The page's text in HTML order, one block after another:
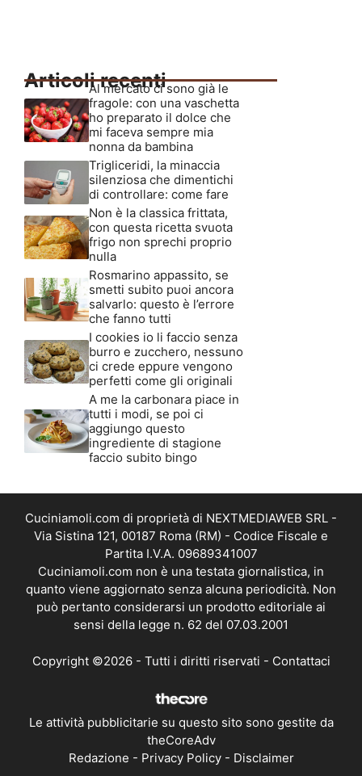
Articoli recenti
Al mercato ci sono già le
fragole: con una vaschetta
ho preparato il dolce che
mi faceva sempre mia
nonna da bambina
Trigliceridi, la minaccia
silenziosa che dimentichi
di controllare: come fare
Non è la classica frittata,
con questa ricetta svuota
frigo non sprechi proprio
nulla
Rosmarino appassito, se
smetti subito puoi ancora
salvarlo: questo è l’errore
che fanno tutti
I cookies io li faccio senza
burro e zucchero, nessuno
ci crede eppure vengono
perfetti come gli originali
A me la carbonara piace in
tutti i modi, se poi ci
aggiungo questo
ingrediente di stagione
faccio subito bingo
Cuciniamoli.com di proprietà di NEXTMEDIAWEB SRL -
Via Sistina 121, 00187 Roma (RM) - Codice Fiscale e
Partita I.V.A. 09689341007
Cuciniamoli.com non è una testata giornalistica, in
quanto viene aggiornato senza alcuna periodicità. Non
può pertanto considerarsi un prodotto editoriale ai
sensi della legge n. 62 del 07.03.2001
Copyright ©2026 - Tutti i diritti riservati - Contattaci
Le attività pubblicitarie su questo sito sono gestite da
theCoreAdv
Redazione - Privacy Policy- Disclaimer